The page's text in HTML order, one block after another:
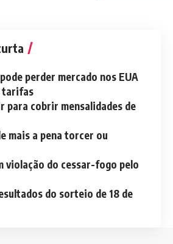
perder mercado nos EUA
tarifas
para cobrir mensalidades de
mais a pena torcer ou
violação do cessar-fogo pelo
do sorteio de 18 de